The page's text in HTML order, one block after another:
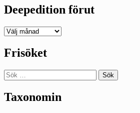
Deepedition förut
Deepedition
Frisöket
Sök
efter:
Taxonomin